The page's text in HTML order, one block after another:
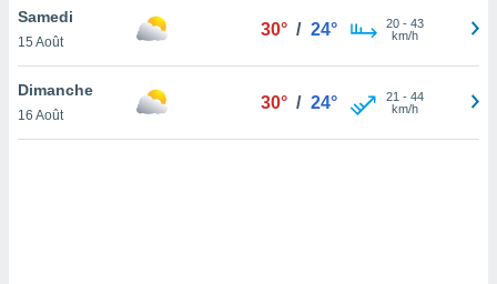
votre
à
en
le
Samedi
15 Août
30° / 24° 20- 43
km/h
Dimanche
16 Août
30° / 24° 21 - 44
km/h